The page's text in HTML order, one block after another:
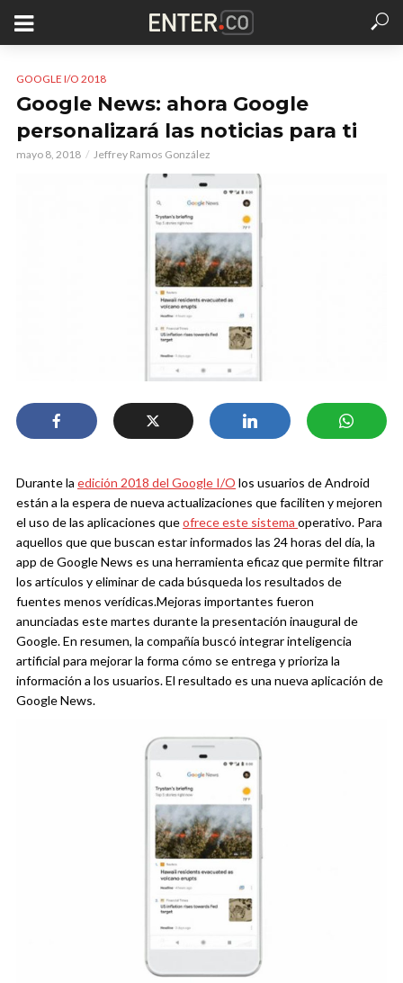
GOOGLE I/O 2018
Google News: ahora Google
personalizará las noticias para ti
mayo 8, 2018 Jeffrey Ramos González
Durante la edición 2018 del Google I/O los usuarios de Android
están a la espera de nueva actualizaciones que faciliten y mejoren
el uso de las aplicaciones queofrece este sistema operativo. Para
aquellos que que buscan estar informados las 24 horas del día, la
app de Google News es una herramienta eficaz que permite filtrar
los artículos y eliminar de cada búsqueda los resultados de
fuentes menos verídicas.Mejoras importantes fueron
anunciadas este martes durante la presentación inaugural de
Google. En resumen, la compañía buscó integrar inteligencia
artificial para mejorar la forma cómo se entrega y prioriza la
información a los usuarios. El resultado es una nueva aplicación de
Google News.